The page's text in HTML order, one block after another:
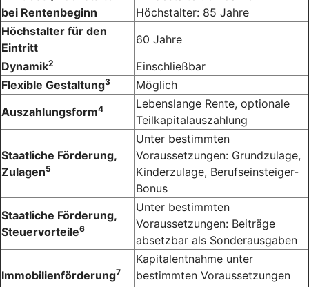
bei Rentenbeginn
Höchstalter: 85 Jahre
Höchstalter für den
Eintritt
60 Jahre
Dynamik2
Einschließbar
Flexible Gestaltung3
Möglich
Auszahlungsform4
Lebenslange Rente, optionale
Teilkapitalauszahlung
Staatliche Förderung,
Zulagen5
Unter bestimmten
Voraussetzungen: Grundzulage,
Kinderzulage, Berufseinsteiger-
Bonus
Staatliche Förderung,
Steuervorteile6
Unter bestimmten
Voraussetzungen: Beiträge
absetzbar als Sonderausgaben
Immobilienförderung7
Kapitalentnahme unter
bestimmten Voraussetzungen